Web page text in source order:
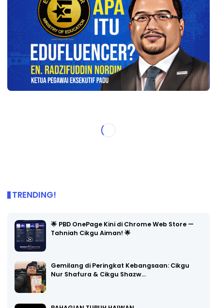
TRENDING!
🌟 PBD OnePage Kini di Chrome Web Store —
Tahniah Cikgu Aiman! 🌟
Gemilang di Peringkat Kebangsaan: Cikgu
Nur Shafura & Cikgu Shazw…